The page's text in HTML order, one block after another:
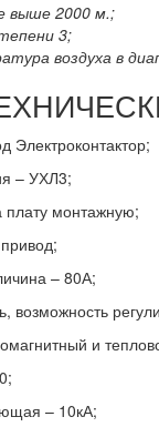
выше 2000 м.;
3;
воздуха в
Электроконтактор;
– УХЛ3;
монтажную;
– 80А;
возможность
и
– 10кА;